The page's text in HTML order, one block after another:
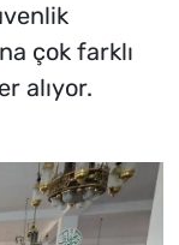
çok farklı
alıyor.